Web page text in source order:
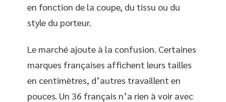
en fonction de la coupe, du tissu ou du
style du porteur.
Le marché ajoute à la confusion. Certaines
marques françaises affichent leurs tailles
en centimètres, d’autres travaillent en
pouces. Un 36 français n’a rien à voir avec